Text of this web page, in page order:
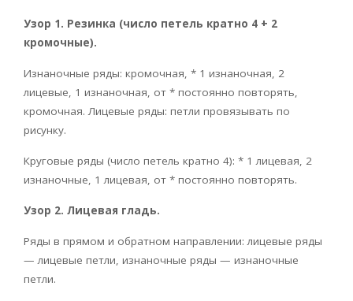
Узор 1. Резинка (число петель кратно 4 + 2
кромочные).
Изнаночные ряды: кромочная, * 1 изнаночная, 2
лицевые, 1 изнаночная, от * постоянно повторять,
кромочная. Лицевые ряды: петли провязывать по
рисунку.
Круговые ряды (число петель кратно 4): * 1 лицевая, 2
изнаночные, 1 лицевая, от * постоянно повторять.
Узор 2. Лицевая гладь.
Ряды в прямом и обратном направлении: лицевые ряды
— лицевые петли, изнаночные ряды — изнаночные
петли.